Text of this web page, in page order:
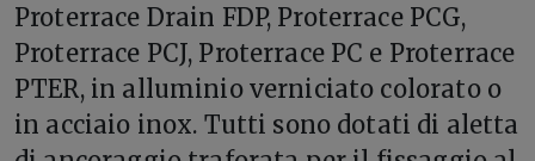
Proterrace Drain FDP, Proterrace PCG,
Proterrace PCJ, Proterrace PC e Proterrace
PTER, in alluminio verniciato colorato o
in acciaio inox. Tutti sono dotati di aletta